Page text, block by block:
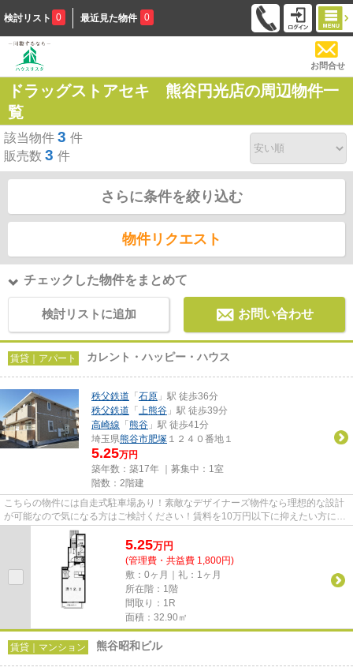
検討リスト 0 最近見た物件 0
お問合せ
ドラッグストアセキ 熊谷円光店の周辺物件一
覧
該当物件 3 件
販売数 3 件
さらに条件を絞り込む
物件リクエスト
チェックした物件をまとめて
検討リストに追加 お問い合わせ
賃貸｜アパート カレント・ハッピー・ハウス
秩父鉄道 「 石原 」駅 徒歩36分
秩父鉄道 「 上熊谷 」駅 徒歩39分
高崎線 「 熊谷 」駅 徒歩41分
埼玉県熊谷市肥塚 １２４０番地１
5.25万円
築年数：築17年 ｜募集中： 1室
階数：2階建
こちらの物件には自走式駐車場あり！素敵なデザイナーズ物件なら理想的な設計
が可能なので気になる方はご検討ください！賃料を10万円以下に抑えたい方にお
すすめです！当社イチオシの...
5.25万円
(管理費・共益費 1,800円)
敷：0ヶ月｜礼：1ヶ月
所在階：1階
間取り：1R
面積：32.90㎡
賃貸｜マンション 熊谷昭和ビル